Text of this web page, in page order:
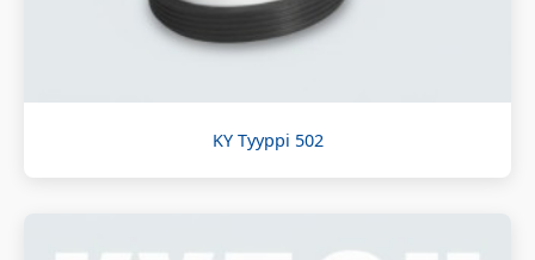
KY Tyyppi 502